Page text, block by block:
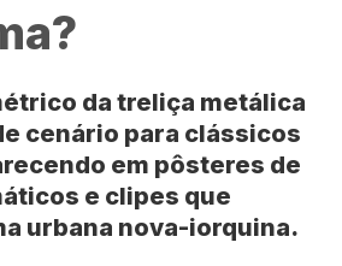
da treliça metálica
cenário para clássicos
em pôsteres de
e clipes que
urbana nova-iorquina.